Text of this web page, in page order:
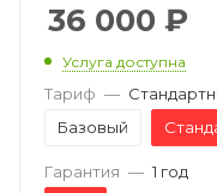
36 000 ₽
Услуга доступна
Тариф —
Базовый
Гарантия — 1 год